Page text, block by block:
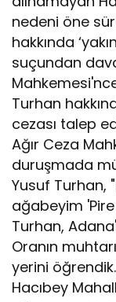
nedeni öne
hakkında
suçundan
Turhan
cezası talep
Ağır Ceza
duruşmada
Yusuf Turhan,
ağabeyim
Turhan,
Oranın
yerini
Hacıbey